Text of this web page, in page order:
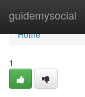
guidemysocial
Home
Home
1